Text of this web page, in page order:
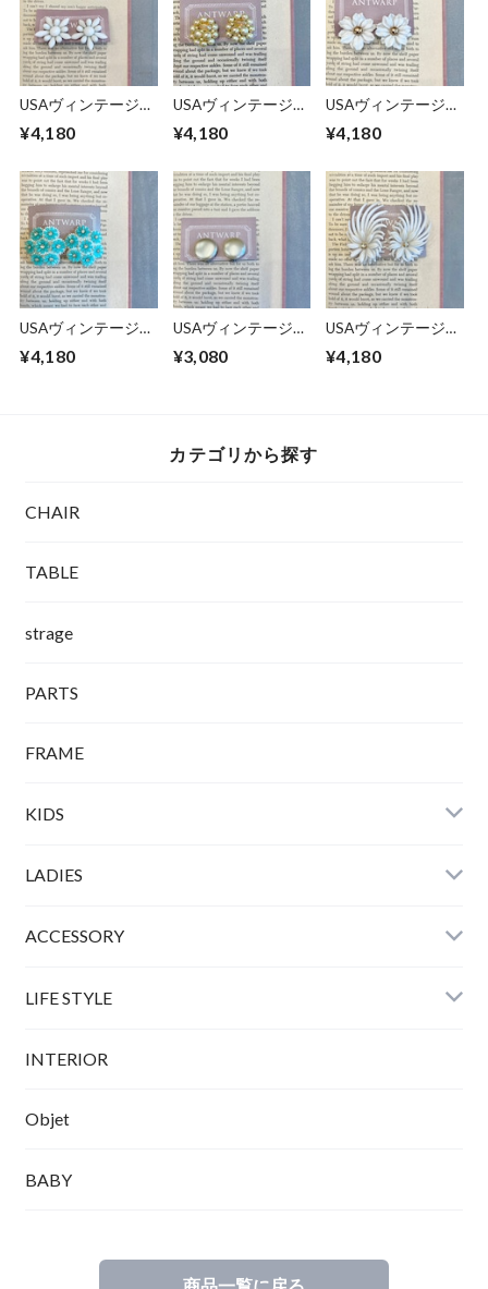
USAヴィンテージイ
ヤリング
¥4,180
USAヴィンテージイ
ヤリング
¥4,180
USAヴィンテージイ
ヤリング
¥4,180
USAヴィンテージイ
¥4,180
USAヴィンテージイ
¥3,080
USAヴィンテージイ
¥4,180
カテゴリから探す
CHAIR
TABLE
strage
PARTS
FRAME
KIDS
LADIES
ACCESSORY
LIFE STYLE
INTERIOR
Objet
BABY